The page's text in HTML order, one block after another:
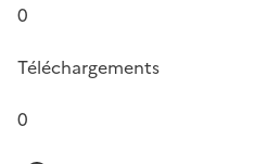
0
Téléchargements
0